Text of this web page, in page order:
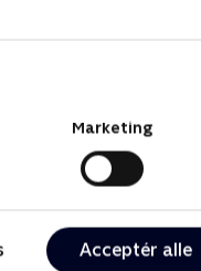
Marketing
Acceptér alle